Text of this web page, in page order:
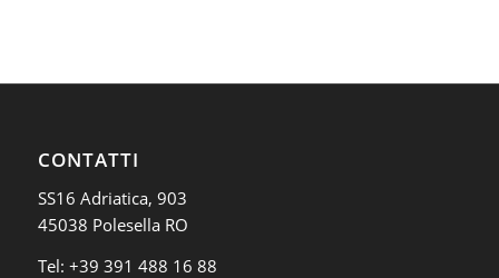
CONTATTI
SS16 Adriatica, 903
45038 Polesella RO
Tel: +39 391 488 16 88